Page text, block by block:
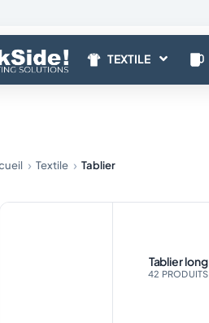
TEXTILE
Textile Tablier
Tablier long
42 PRODUITS